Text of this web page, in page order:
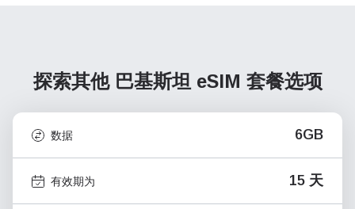
探索其他 巴基斯坦 eSIM 套餐选项
数据 6GB
有效期为 15 天